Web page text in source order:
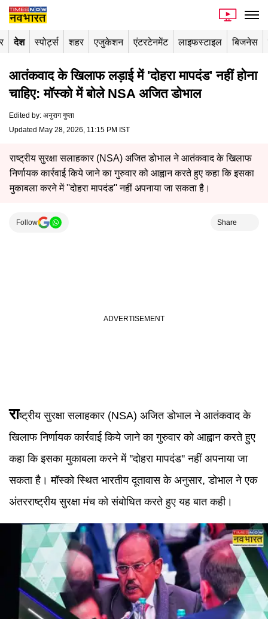
देश स्पोर्ट्स शहर एजुकेशन एंटरटेनमेंट लाइफस्टाइल बिजनेस
आतंकवाद के खिलाफ लड़ाई में 'दोहरा मापदंड' नहीं होना
चाहिए: मॉस्को में बोले NSA अजित डोभाल
Edited by: अनुराग गुप्ता
Updated May 28, 2026, 11:15 PM IST
राष्ट्रीय सुरक्षा सलाहकार (NSA) अजित डोभाल ने आतंकवाद के खिलाफ
निर्णायक कार्रवाई किये जाने का गुरुवार को आह्वान करते हुए कहा कि इसका
मुकाबला करने में ''दोहरा मापदंड'' नहीं अपनाया जा सकता है।
Follow Share
राष्ट्रीय सुरक्षा सलाहकार (NSA) अजित डोभाल ने आतंकवाद के
खिलाफ निर्णायक कार्रवाई किये जाने का गुरुवार को आह्वान करते हुए
कहा कि इसका मुकाबला करने में ''दोहरा मापदंड'' नहीं अपनाया जा
सकता है। मॉस्को स्थित भारतीय दूतावास के अनुसार, डोभाल ने एक
अंतरराष्ट्रीय सुरक्षा मंच को संबोधित करते हुए यह बात कही।